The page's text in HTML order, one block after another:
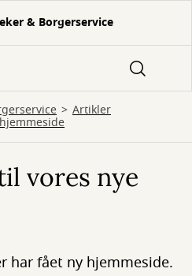
& Borgerservice
Artikler
vores nye
har fået ny hjemmeside.